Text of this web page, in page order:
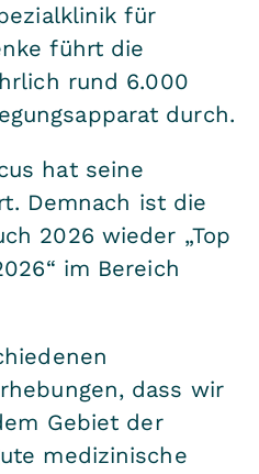
für
führt die
rund 6.000
durch.
hat seine
Demnach ist die
2026 wieder „Top
im Bereich
dass wir
Gebiet der
medizinische